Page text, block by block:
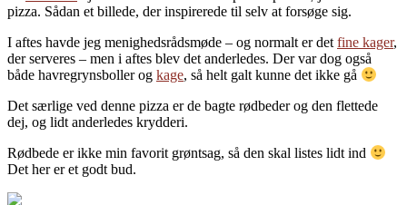
pizza. Sådan et billede, der inspirerede til selv at forsøge sig.
I aftes havde jeg menighedsrådsmøde – og normalt er det fine kager,
der serveres – men i aftes blev det anderledes. Der var dog også
både havregrynsboller og kage, så helt galt kunne det ikke gå
Det særlige ved denne pizza er de bagte rødbeder og den flettede
dej, og lidt anderledes krydderi.
Rødbede er ikke min favorit grøntsag, så den skal listes lidt ind
Det her er et godt bud.